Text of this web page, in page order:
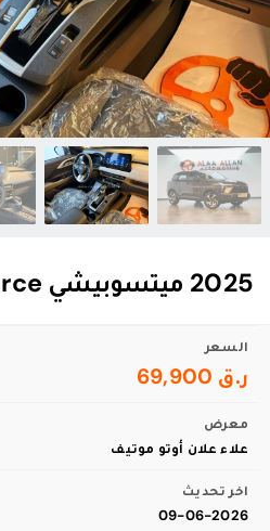
2025 ميتسوبيشي X-Force
السعر
ر.ق 69,900
معرض
علاء علان أوتو موتيف
اخر تحديث
09-06-2026